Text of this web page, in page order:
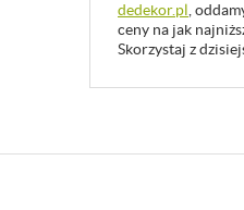
dedekor.pl ,
ceny na jak
Skorzystaj z